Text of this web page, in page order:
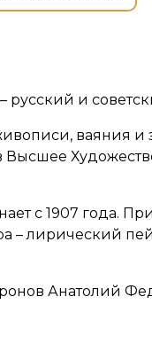
и
ваяния
Высшее
с 1907 года.
– лирический
Анатолий